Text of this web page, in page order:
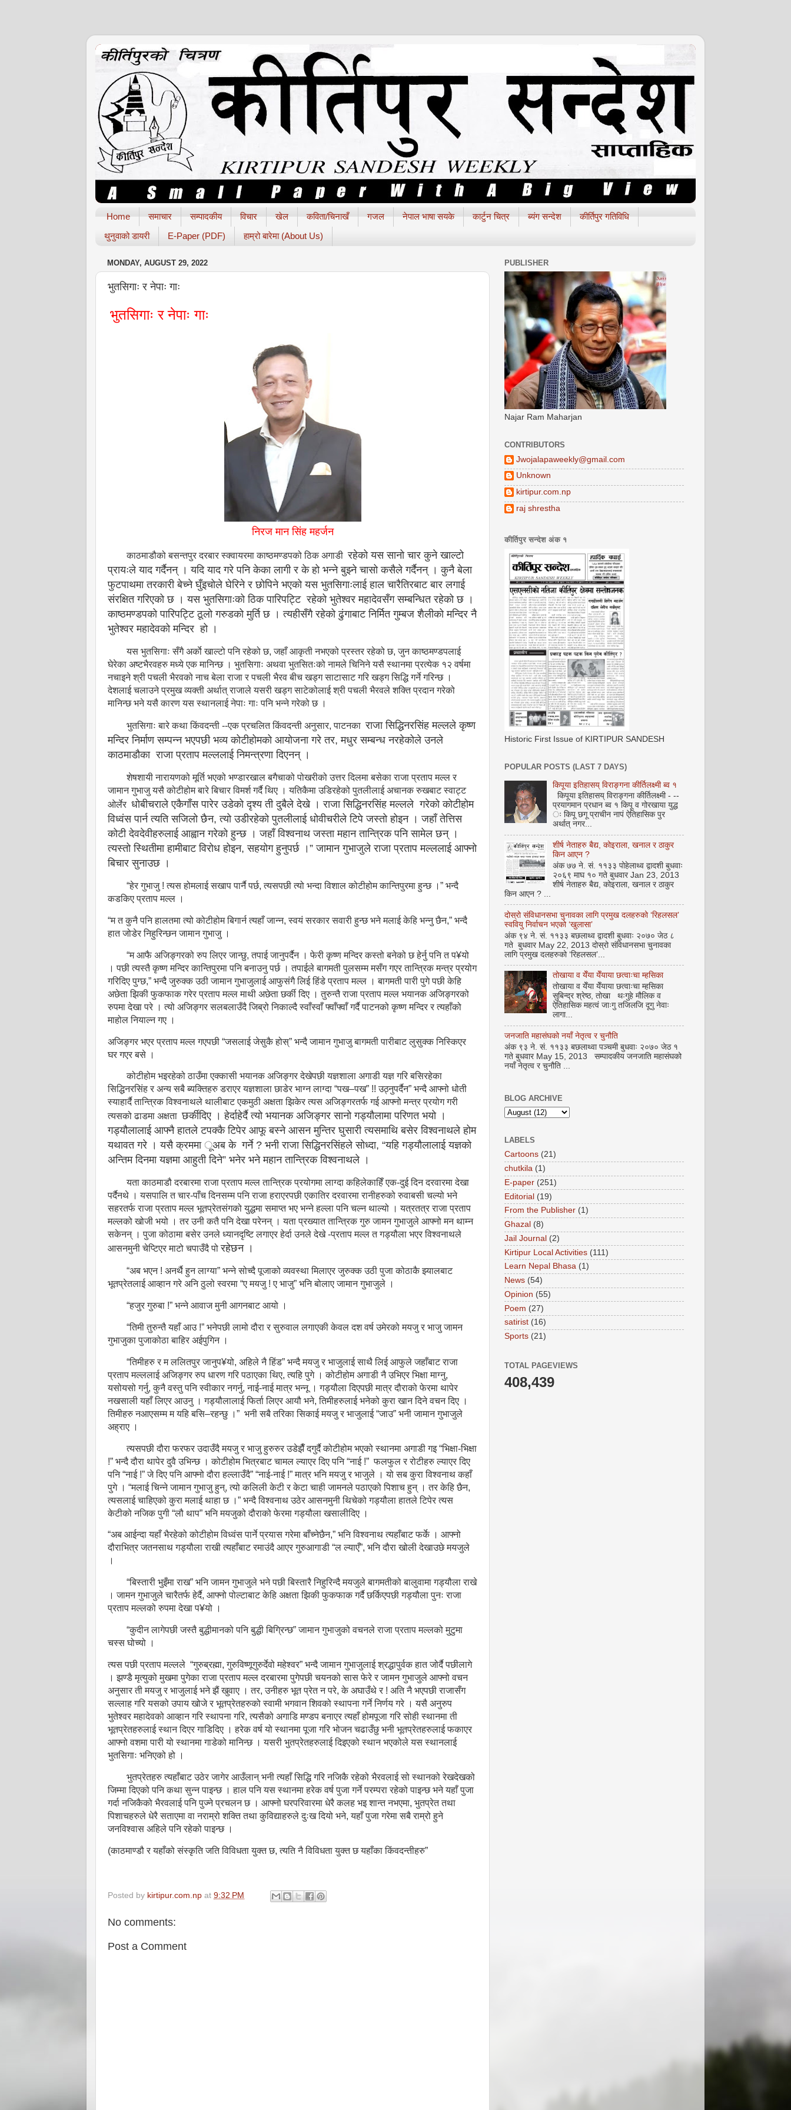
Home समाचार सम्पादकीय विचार खेल कविता/चिनाखँ गजल नेपाल भाषा सयके कार्टुन चित्र ब्यंग सन्देश
कीर्तिपुर गतिविधि
थुनुवाको डायरी
E-Paper (PDF) हाम्रो बारेमा (About Us)
MONDAY, AUGUST 29, 2022
भुतसिगाः र नेपाः गाः
भुतसिगाः र नेपाः गाः
निरज मान सिंह महर्जन
काठमाडौको बसन्तपुर दरबार स्क्वायरमा काष्ठमण्डपको ठिक अगाडीरहेको यस सानो चार कुने खाल्टो
प्रायःले याद गर्दैनन् । यदि याद गरे पनि केका लागी र के हो भन्ने बुझ्ने चासो कसैले गर्दैनन् । कुनै बेला
फुटपाथमा तरकारी बेच्ने घुँइचोले घेरिने र छोपिने भएको यस भुतसिगाःलाई हालचारैतिरबाट बार लगाई
संरक्षित गरिएको छ । यस भुतसिगाःको ठिक पारिपट्टिरहेको भुतेश्वर महादेवसँग सम्बन्धित रहेको छ ।
काष्ठमण्डपको पारिपट्टि ठूलो गरुडको मुर्ति छ । त्यहीसँगै रहेको ढुंगाबाट निर्मित गुम्बज शैलीको मन्दिर नै
भुतेश्वर महादेवको मन्दिरहो ।
यस भुतसिगाः सँगै अर्काे खाल्टो पनि रहेको छ, जहाँ आकृती नभएको प्रस्तर रहेको छ, जुन काष्ठमण्डपलाई
घेरेका अष्टभैरवहरु मध्ये एक मानिन्छ । भुतसिगाः अथवा भुतसितःको नामले चिनिने यसै स्थानमा प्रत्येक १२ वर्षमा
नचाइने श्री पचली भैरवको नाच बेला राजा र पचली भैरव बीच खड्ग साटासाट गरि खड्ग सिद्धि गर्ने गरिन्छ ।
देशलाई चलाउने प्रमुख व्यक्ती अर्थात् राजाले यसरी खड्ग साटेकोलाई श्री पचली भैरवले शक्ति प्रदान गरेको
मानिन्छ भने यसै कारण यस स्थानलाई नेपाः गाः पनि भन्ने गरेको छ ।
भुतसिगाः बारे कथा किंवदन्ती --एक प्रचलित किंवदन्ती अनुसार, पाटनकाराजा सिद्धिनरसिंह मल्लले कृष्ण
मन्दिर निर्माण सम्पन्न भएपछी भव्य कोटीहोमको आयोजना गरे तर, मधुर सम्बन्ध नरहेकोले उनले
काठमाडौकाराजा प्रताप मल्ललाई निमन्त्रणा दिएनन् ।
शेषशायी नारायणको मूर्ति भएको भण्डारखाल बगैचाको पोखरीको उत्तर दिलमा बसेका राजा प्रताप मल्ल र
जामान गुभाजु यसै कोटीहोम बारे बिचार विमर्श गर्दै थिए । यतिकैमा उडिरहेको पुतलीलाई अचानक रुखबाट स्वाट्ट
ओर्लेर धोबीचराले एकैगाँस पारेर उडेको दृश्य ती दुबैले देखे । राजा सिद्धिनरसिंह मल्ललेगरेको कोटीहोम
विध्वंस पार्न त्यति सजिलो छैन, त्यो उडीरहेको पुतलीलाई धोवीचरीले टिपे जस्तो होइन । जहाँ तेत्तिस
कोटी देवदेवीहरुलाई आह्वान गरेको हुन्छ । जहाँ विश्वनाथ जस्ता महान तान्त्रिक पनि सामेल छन् ।
त्यस्तो स्थितीमा हामीबाट विरोध होइन, सहयोग हुनुपर्छ ।” जामान गुभाजुलेराजा प्रताप मल्ललाई आफ्नो
बिचार सुनाउछ ।
“हेर गुभाजु ! त्यस होमलाई सखाप पार्नै पर्छ, त्यसपछी त्यो भन्दा विशाल कोटीहोम कान्तिपुरमा हुन्छ ।” भन्दै
कडकिए प्रताप मल्ल ।
“म त कुनै पनि हालतमा त्यो कोटीहोम बिगार्न त्यहाँ जान्न, स्वयं सरकार सवारी हुन्छ भने मलाई केहि भन्नु छैन,” भन्दै
हात जोडेर निहुरिन्छन जामान गुभाजु ।
“म आफै अजिङ्गरको रुप लिएर जान्छु, तपाई जानुपर्दैन । फेरी कृष्ण मन्दिर कस्तो बनेको छ हेर्नु पनि त प¥यो
। पछी त्यस्तै कृष्ण मन्दिर कान्तिपुरमा पनि बनाउनु पर्छ । तपाईले बागमती पुलसम्म मसँग गएर तान्त्रिक मन्त्र प्रयोग
गरिदिए पुग्छ,” भन्दै जुरुक्क उठी जामान गुभाजुलाई आफुसंगै लिई हिंडे प्रताप मल्ल । बागमती पारी पुगे पछी केहि
अछेता झिकी फुकफाक गरेर प्रताप मल्ल माथी अछेता छर्की दिए । तुरुन्तै राजा प्रताप मल्ल भयानक अजिङ्गरको
रुपमा देखा परे । त्यो अजिङ्गर सलबलाउँदै जिब्रो निकाल्दै स्वाँस्वाँ फ्वाँफ्वाँ गर्दै पाटनको कृष्ण मन्दिर र त्यहाँको
माहोल नियाल्न गए ।
अजिङ्गर भएर प्रताप मल्ल गएपछी “जसलाई जेसुकै होस्” भन्दै जामान गुभाजु बागमती पारीबाट लुसुक्क निस्किएर
घर गएर बसे ।
कोटीहोम भइरहेको ठाउँमा एक्कासी भयानक अजिङ्गर देखेपछी यज्ञशाला अगाडी यज्ञ गरि बसिरहेका
सिद्धिनरसिंह र अन्य सबै ब्यक्तिहरु डराएर यज्ञशाला छाडेर भाग्न लाग्दा “पख–पख” !! उठ्नुपर्दैन” भन्दै आफ्नो धोती
स्याहार्दै तान्त्रिक विश्वनाथले थालीबाट एकमुठी अक्षता झिकेर त्यस अजिङ्गरतर्फ गई आफ्नो मन्त्र प्रयोग गरी
त्यसको ढाडमा अक्षताछर्कीदिए । हेर्दाहेर्दै त्यो भयानक अजिङ्गर सानो गड्यौलामा परिणत भयो ।
गड्यौलालाई आफ्नै हातले टपक्कै टिपेर आफू बस्ने आसन मुन्तिर घुसारी त्यसमाथि बसेर विश्वनाथले होम
यथावत गरे । यसै क्रममा ूअब केगर्ने ? भनी राजा सिद्धिनरसिंहले सोध्दा, “यहि गड्यौलालाई यज्ञको
अन्तिम दिनमा यज्ञमा आहुती दिने” भनेर भने महान तान्त्रिक विश्वनाथले ।
यता काठमाडौ दरबारमा राजा प्रताप मल्ल तान्त्रिक प्रयोगमा लाग्दा कहिलेकाहिँ एक-दुई दिन दरवारमा देखा
पर्दैनथे । यसपालि त चार-पाँच दिनसम्म पनि राजा हराएरपछी एकातिर दरवारमा रानीहरुको रुवाबसी चल्यो भने
सहरतर्फ राजा प्रताप मल्ल भूतप्रेतसंगको युद्धमा समाप्त भए भन्ने हल्ला पनि चल्न थाल्यो । यत्रतत्र राजा प्रताप
मल्लको खोजी भयो । तर उनी कतै पनि देखा परेनन् । यता प्रख्यात तान्त्रिक गुरु जामन गुभाजुले आफ्नो मन थाम्न
सकेनन् । पुजा कोठामा बसेर उनले ध्यानदृष्टि लगाएर हेर्दा उनले देखे -प्रताप मल्ल त गड्यौला भएर विश्वनाथले
आसनमुनी चेप्टिएर माटो चपाउँदै पोरहेछन ।
“अब भएन ! अनर्थै हुन लाग्या” भन्ने सोच्दै पूजाको व्यवस्था मिलाएर जुरुक्क उठी पुजा कोठाकै झ्यालबाट
भूतप्रेतलाई आव्हान गरे अनि ठुलो स्वरमा “ए मयजु ! ए भाजु” भनि बोलाए जामान गुभाजुले ।
“हजुर गुरुबा !” भन्ने आवाज मुनी आगनबाट आयो ।
“तिमी तुरुन्तै यहाँ आउ !” भनेपछी लामो दौरा र सुरुवाल लगाएकी केवल दश वर्ष उमेरको मयजु र भाजु जामन
गुभाजुका पुजाकोठा बाहिर अईपुगिन ।
“तिमीहरु र म ललितपुर जानुप¥यो, अहिले नै हिंड” भन्दै मयजु र भाजुलाई साथै लिई आफुले जहाँबाट राजा
प्रताप मल्ललाई अजिङ्गर रुप धारण गरि पठाएका थिए, त्यहि पुगे । कोटीहोम अगाडी नै उभिएर भिक्षा माग्नु,
यसोयसो गर्नु, कुनै वस्तु पनि स्वीकार नगर्नु, नाई-नाई मात्र भन्नू । गड्यौला दिएपछी मात्र दौराको फेरमा थापेर
नखसाली यहाँ लिएर आउनु । गड्यौलालाई फिर्ता लिएर आयौ भने, तिमीहरुलाई भनेको कुरा खान दिने वचन दिए ।
तिमीहरु नआएसम्म म यहि बसि–रहन्छु ।” भनी सबै तरिका सिकाई मयजु र भाजुलाई “जाउ” भनी जामान गुभाजुले
अह्राए ।
त्यसपछी दौरा फरफर उदाउँदै मयजु र भाजु हुरुरुर उडेझैँ दगुर्दै कोटीहोम भएको स्थानमा अगाडी गइ “भिक्षा-भिक्षा
!” भन्दै दौरा थापेर दुवै उभिन्छ । कोटीहोम भित्रबाट चामल ल्याएर दिए पनि “नाई !” फलफुल र रोटीहरु ल्याएर दिए
पनि “नाई !” जे दिए पनि आफ्नो दौरा हल्लाउँदै” “नाई-नाई !” मात्र भनि मयजु र भाजुले । यो सब कुरा विश्वनाथ कहाँ
पुगे । “मलाई चिन्ने जामान गुभाजु हुन्, त्यो कलिली केटी र केटा चाही जामनले पठाएको पिशाच हुन् । तर केहि छैन,
त्यसलाई चाहिएको कुरा मलाई थाहा छ ।” भन्दै विश्वनाथ उठेर आसनमुनी थिचेको गड्यौला हातले टिपेर त्यस
केटीको नजिक पुगी “लौ थाप” भनि मयजुको दौराको फेरमा गड्यौला खसालीदिए ।
“अब आईन्दा यहाँ भैरहेको कोटीहोम विध्वंस पार्ने प्रयास गरेमा बाँच्नेछैन,” भनि विश्वनाथ त्यहाँबाट फर्के । आफ्नो
दौराभित्र जतनसाथ गड्यौला राखी त्यहाँबाट रमाउंदै आएर गुरुआगाडी “ल ल्याएँ”, भनि दौरा खोली देखाउछे मयजुले
।
“बिस्तारी भुइँमा राख” भनि जामन गुभाजुले भने पछी बिस्तारै निहुरिन्दै मयजुले बागमतीको बालुवामा गड्यौला राखे
। जामन गुभाजुले चारैतर्फ हेर्दै, आफ्नो पोल्टाबाट केहि अक्षता झिकी फुकफाक गर्दै छर्किएपछी गड्यौला पुनः राजा
प्रताप मल्लको रुपमा देखा प¥यो ।
“कुदीन लागेपछी जस्तै बुद्धीमानको पनि बुद्धी बिग्रिन्छ” जामान गुभाजुको वचनले राजा प्रताप मल्लको मुटुमा
चस्स घोच्यो ।
त्यस पछी प्रताप मल्लले “गुरुब्रह्मा, गुरुविष्णूगुरुर्देवो महेश्वर” भन्दै जामान गुभाजुलाई श्रद्धापुर्वक हात जोर्दै पछीलागे
। झण्डै मृत्युको मुखमा पुगेका राजा प्रताप मल्ल दरबारमा पुगेपछी चयनको सास फेरे र जामन गुभाजुले आफ्नो वचन
अनुसार ती मयजु र भाजुलाई भने झैं खुवाए । तर, उनीहरु भूत प्रेत न परे, के अघाउँथे र ! अति नै भएपछी राजासँग
सल्लाह गरि यसको उपाय खोजे र भूतप्रेतहरुको स्वामी भगवान शिवको स्थापना गर्ने निर्णय गरे । यसै अनुरुप
भुतेश्वर महादेवको आव्हान गरि स्थापना गरि, त्यसैको अगाडि मण्डप बनाएर त्यहाँ होमपूजा गरि सोही स्थानमा ती
भूतप्रेतहरुलाई स्थान दिएर गाडिदिए । हरेक वर्ष यो स्थानमा पूजा गरि भोजन चढाउँछु भनी भूतप्रेतहरुलाई फकाएर
आफ्नो वशमा पारी यो स्थानमा गाडेको मानिन्छ । यसरी भुतप्रेतहरुलाई दिइएको स्थान भएकोले यस स्थानलाई
भुतसिगाः भनिएको हो ।
भुतप्रेतहरु त्यहाँबाट उठेर जागेर आउँलान् भनी त्यहाँ सिद्धि गरि नजिकै रहेको भैरवलाई सो स्थानको रेखदेखको
जिम्मा दिएको पनि कथा सुन्न पाइन्छ । हाल पनि यस स्थानमा हरेक वर्ष पुजा गर्ने परम्परा रहेको पाइन्छ भने यहाँ पुजा
गर्दा नजिकैको भैरवलाई पनि पुज्ने प्रचलन छ । आफ्नो घरपरिवारमा धेरै कलह भइ शान्त नभएमा, भुतप्रेत तथा
पिशाचहरुले धेरै सताएमा वा नराम्रो शक्ति तथा कुविद्याहरुले दुःख दियो भने, यहाँ पुजा गरेमा सबै राम्रो हुने
जनविश्वास अहिले पनि रहेको पाइन्छ ।
(काठमाण्डौ र यहाँको संस्कृति जति विविधता युक्त छ, त्यति नै विविधता युक्त छ यहाँका किंवदन्तीहरु”
Posted by kirtipur.com.np at 9:32 PM
No comments:
Post a Comment
PUBLISHER
Najar Ram Maharjan
CONTRIBUTORS
Jwojalapaweekly@gmail.com
Unknown
kirtipur.com.np
raj shrestha
कीर्तिपुर सन्देश अंक १
Historic First Issue of KIRTIPUR SANDESH
POPULAR POSTS (LAST 7 DAYS)
किपूया इतिहासय् विराङ्गना कीर्तिलक्ष्मी ब्व १
किपूया इतिहासय् विराङ्गना कीर्तिलक्ष्मी - --
प्रयागमान प्रधान ब्व १ किपू व गोरखाया युद्ध
ः किपू छगू प्राचीन नापं ऐतिहासिक पुर
अर्थात् नगर...
शीर्ष नेताहरु बैद्य, कोइराला, खनाल र ठाकुर
किन आएन ?
अंक ७७ ने. सं. ११३३ पोहेलाथ्व द्वादशी बुधवाः
२०६९ माघ १० गते बुधवार Jan 23, 2013
शीर्ष नेताहरु बैद्य, कोइराला, खनाल र ठाकुर
किन आएन ? ...
दोस्रो संविधानसभा चुनावका लागि प्रमुख दलहरुको ‘रिहलसल’
स्ववियु निर्वाचन भएको ‘खुलासा’
अंक ९४ ने. सं. ११३३ बछलाथ्व द्वादशी बुधवाः २०७० जेठ ८
गते बुधवार May 22, 2013 दोस्रो संविधानसभा चुनावका
लागि प्रमुख दलहरुको ‘रिहलसल’...
तोखाया व येँया येँयाया छत्वाःचा म्हसिका
तोखाया व येँया येँयाया छत्वाःचा म्हसिका
सुबिन्द्र श्रेष्ठ, तोखा थःगुहे मौलिक व
ऐतिहासिक महत्वं जाःगु तजिलजि दूगु नेवाः
लागा...
जनजाति महासंघको नयाँ नेतृत्व र चुनौति
अंक ९३ ने. सं. ११३३ बछलाथ्वा पञ्चमी बुधवाः २०७० जेठ १
गते बुधवार May 15, 2013 सम्पादकीय जनजाति महासंघको
नयाँ नेतृत्व र चुनौति ...
BLOG ARCHIVE
LABELS
Cartoons (21)
chutkila (1)
E-paper (251)
Editorial (19)
From the Publisher (1)
Ghazal (8)
Jail Journal (2)
Kirtipur Local Activities (111)
Learn Nepal Bhasa (1)
News (54)
Opinion (55)
Poem (27)
satirist (16)
Sports (21)
TOTAL PAGEVIEWS
408,439